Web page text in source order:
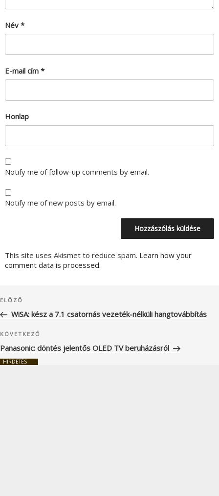
Név *
E-mail cím *
Honlap
Notify me of follow-up comments by email.
Notify me of new posts by email.
This site uses Akismet to reduce spam. Learn how your
comment data is processed.
navigáció
Korábbi
bejegyzés
ELŐZŐ
WiSA: kész a 7.1 csatornás vezeték-nélküli hangtovábbítás
Következő
bejegyzés
KÖVETKEZŐ
Panasonic: döntés jelentős OLED TV beruházásról
HIRDETÉS